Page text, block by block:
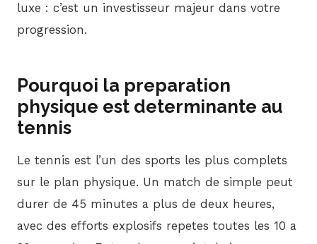
luxe : c’est un investisseur majeur dans votre
progression.
Pourquoi la preparation
physique est determinante au
tennis
Le tennis est l’un des sports les plus complets
sur le plan physique. Un match de simple peut
durer de 45 minutes a plus de deux heures,
avec des efforts explosifs repetes toutes les 10 a